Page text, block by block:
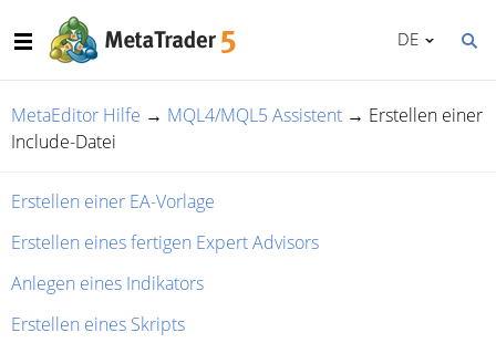
DE
MetaEditor Hilfe → MQL4/MQL5 Assistent → Erstellen einer
Include-Datei
Erstellen einer EA-Vorlage
Erstellen eines fertigen Expert Advisors
Anlegen eines Indikators
Erstellen eines Skripts